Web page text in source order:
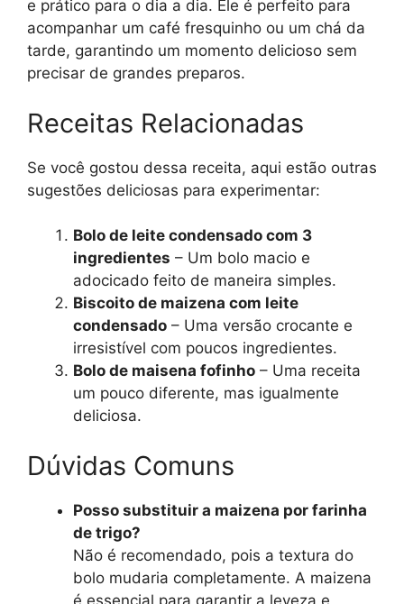
e prático para o dia a dia. Ele é perfeito para
acompanhar um café fresquinho ou um chá da
tarde, garantindo um momento delicioso sem
precisar de grandes preparos.
Receitas Relacionadas
Se você gostou dessa receita, aqui estão outras
sugestões deliciosas para experimentar:
Bolo de leite condensado com 3
ingredientes – Um bolo macio e
adocicado feito de maneira simples.
Biscoito de maizena com leite
condensado – Uma versão crocante e
irresistível com poucos ingredientes.
Bolo de maisena fofinho – Uma receita
um pouco diferente, mas igualmente
deliciosa.
Dúvidas Comuns
Posso substituir a maizena por farinha
de trigo?
Não é recomendado, pois a textura do
bolo mudaria completamente. A maizena
é essencial para garantir a leveza e